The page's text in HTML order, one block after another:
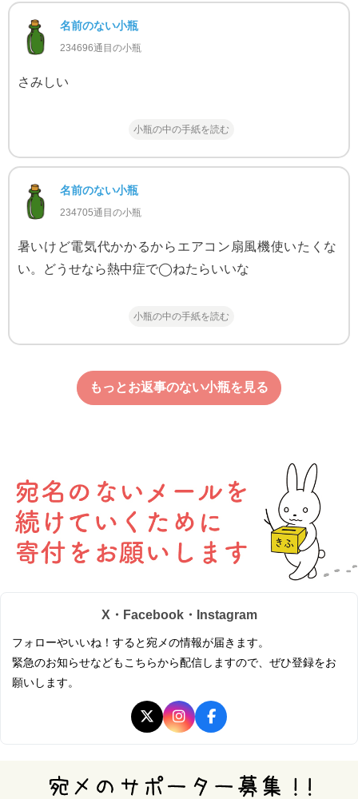
名前のない小瓶
234696通目の小瓶
さみしい
小瓶の中の手紙を読む
名前のない小瓶
234705通目の小瓶
暑いけど電気代かかるからエアコン扇風機使いたくな
い。どうせなら熱中症で◯ねたらいいな
小瓶の中の手紙を読む
もっとお返事のない小瓶を見る
X・Facebook・Instagram
フォローやいいね！すると宛メの情報が届きます。
緊急のお知らせなどもこちらから配信しますので、ぜひ登録をお
願いします。